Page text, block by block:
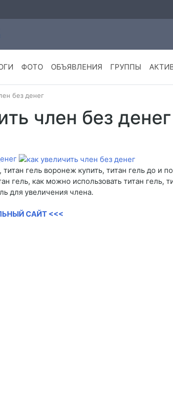
ФОТО ОБЪЯВЛЕНИЯ ГРУППЫ
без денег
член без денег
титан гель воронеж купить, титан гель до и
гель, как можно использовать титан гель,
для увеличения члена.
САЙТ <<<